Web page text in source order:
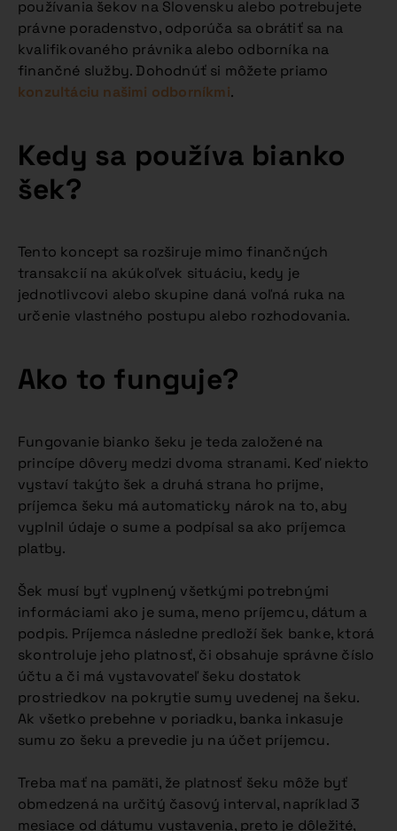
používania šekov na Slovensku alebo potrebujete
právne poradenstvo, odporúča sa obrátiť sa na
kvalifikovaného právnika alebo odborníka na
finančné služby. Dohodnúť si môžete priamo
konzultáciu našimi odborníkmi.
Kedy sa používa bianko
šek?
Tento koncept sa rozširuje mimo finančných
transakcií na akúkoľvek situáciu, kedy je
jednotlivcovi alebo skupine daná voľná ruka na
určenie vlastného postupu alebo rozhodovania.
Ako to funguje?
Fungovanie bianko šeku je teda založené na
princípe dôvery medzi dvoma stranami. Keď niekto
vystaví takýto šek a druhá strana ho prijme,
príjemca šeku má automaticky nárok na to, aby
vyplnil údaje o sume a podpísal sa ako príjemca
platby.
Šek musí byť vyplnený všetkými potrebnými
informáciami ako je suma, meno príjemcu, dátum a
podpis. Príjemca následne predloží šek banke, ktorá
skontroluje jeho platnosť, či obsahuje správne číslo
účtu a či má vystavovateľ šeku dostatok
prostriedkov na pokrytie sumy uvedenej na šeku.
Ak všetko prebehne v poriadku, banka inkasuje
sumu zo šeku a prevedie ju na účet príjemcu.
Treba mať na pamäti, že platnosť šeku môže byť
obmedzená na určitý časový interval, napríklad 3
mesiace od dátumu vystavenia, preto je dôležité,